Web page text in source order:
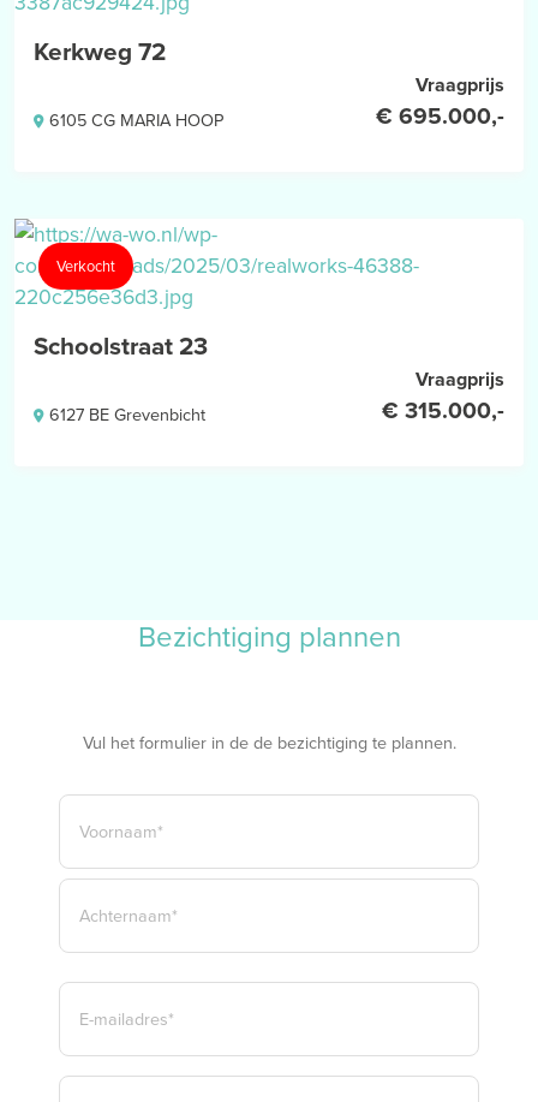
meetuitkomsten niet volledig uit, door bijvoorbeeld
uitvoeren van de meting.
Kerkweg 72
6105 CG MARIA HOOP
Vraagprijs
€ 695.000,-
Verkocht
Schoolstraat 23
6127 BE Grevenbicht
Vraagprijs
€ 315.000,-
Bezichtiging plannen
Vul het formulier in de de bezichtiging te plannen.
NAAM
VOORNAAM*
E-
MAILADRES
TELEFOON